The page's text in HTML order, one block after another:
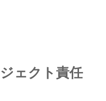
ェクト責任